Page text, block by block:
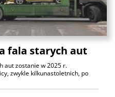
fala starych aut
aut zostanie w 2025 r.
zwykle kilkunastoletnich, po